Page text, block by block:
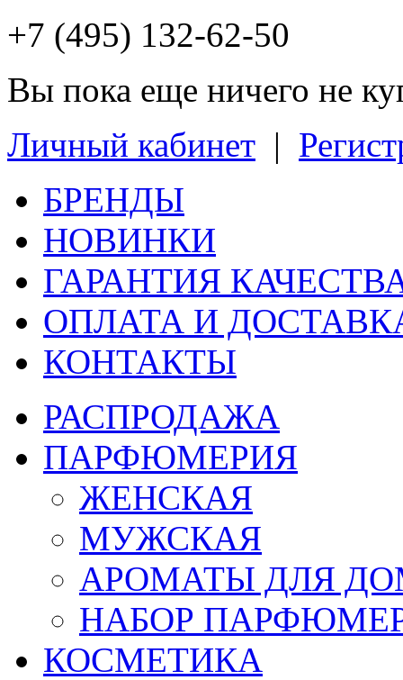
+7 (495) 132-62-50
Вы пока еще ничего не
Личный кабинет |
БРЕНДЫ
НОВИНКИ
ГАРАНТИЯ
ОПЛАТА И
КОНТАКТЫ
РАСПРОДАЖА
ПАРФЮМЕРИЯ
ЖЕНСКАЯ
МУЖСКАЯ
АРОМАТЫ ДЛЯ
НАБОР
КОСМЕТИКА